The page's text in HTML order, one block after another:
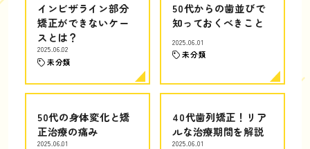
インビザライン部分
矯正ができないケー
スとは？
2025.06.02
未分類
50代からの歯並びで
知っておくべきこと
2025.06.01
未分類
50代の身体変化と矯
正治療の痛み
2025.06.01
40代歯列矯正！リア
ルな治療期間を解説
2025.06.01